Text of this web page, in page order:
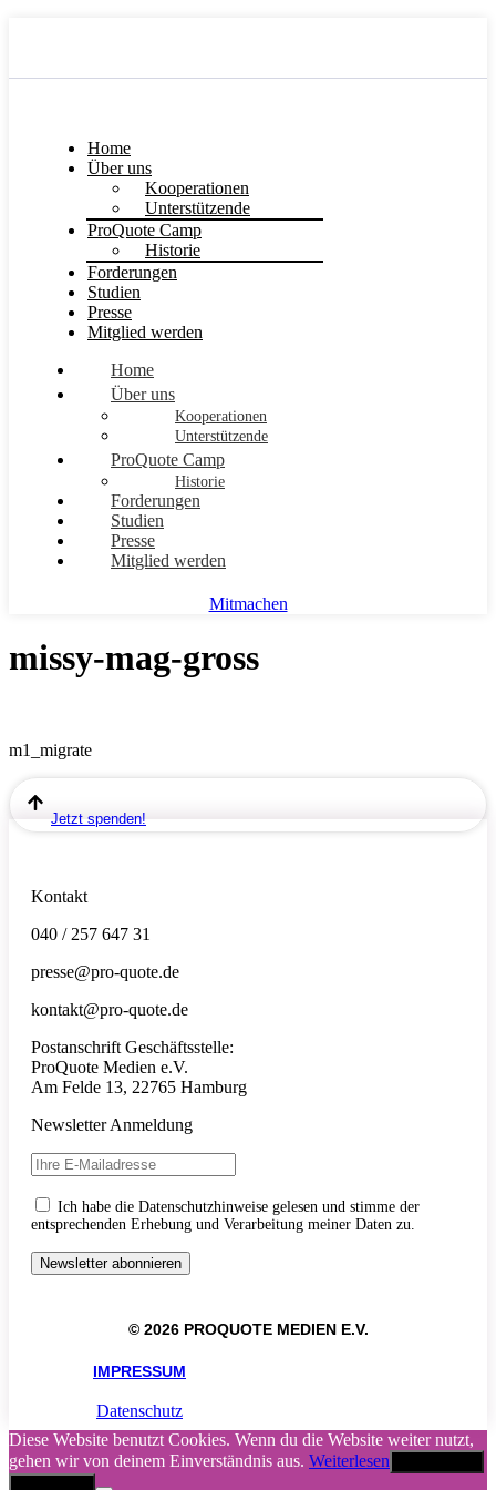
Home
Über uns
Kooperationen
Unterstützende
ProQuote Camp
Historie
Forderungen
Studien
Presse
Mitglied werden
Home
Über uns
Kooperationen
Unterstützende
ProQuote Camp
Historie
Forderungen
Studien
Presse
Mitglied werden
Mitmachen
missy-mag-gross
m1_migrate
Jetzt spenden!
Kontakt
040 / 257 647 31
presse@pro-quote.de
kontakt@pro-quote.de
Postanschrift Geschäftsstelle:
ProQuote Medien e.V.
Am Felde 13, 22765 Hamburg
Newsletter Anmeldung
Ich habe die Datenschutzhinweise gelesen und stimme der
entsprechenden Erhebung und Verarbeitung meiner Daten zu.
© 2026 PROQUOTE MEDIEN E.V.
IMPRESSUM
Datenschutz
Diese Website benutzt Cookies. Wenn du die Website weiter nutzt,
gehen wir von deinem Einverständnis aus. Weiterlesen